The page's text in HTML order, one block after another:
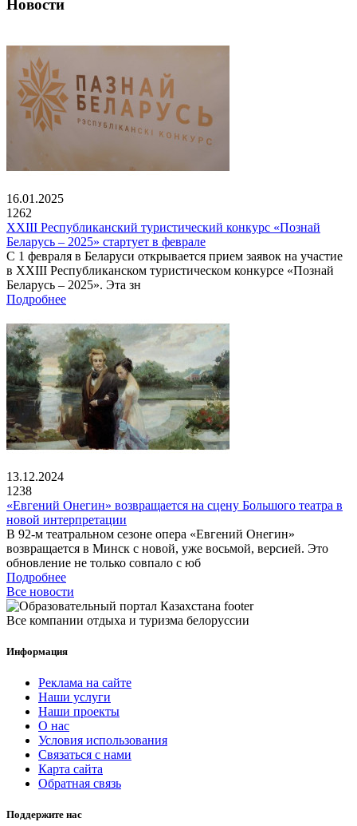
Новости
16.01.2025
1262
XXIII Республиканский туристический конкурс «Познай
Беларусь – 2025» стартует в феврале
С 1 февраля в Беларуси открывается прием заявок на участие
в XXIII Республиканском туристическом конкурсе «Познай
Беларусь – 2025». Эта зн
Подробнее
13.12.2024
1238
«Евгений Онегин» возвращается на сцену Большого театра в
новой интерпретации
В 92-м театральном сезоне опера «Евгений Онегин»
возвращается в Минск с новой, уже восьмой, версией. Это
обновление не только совпало с юб
Подробнее
Все новости
Все компании отдыха и туризма белоруссии
Информация
Реклама на сайте
Наши услуги
Наши проекты
О нас
Условия использования
Связаться с нами
Карта сайта
Обратная связь
Поддержите нас